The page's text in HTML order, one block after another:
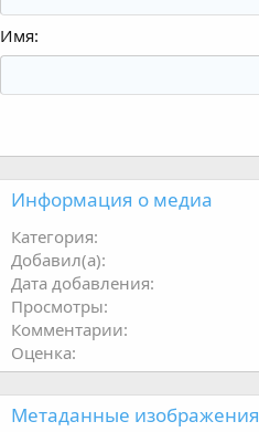
Имя
Информация о медиа
Категория
Добавил(а)
Дата добавления
Просмотры
Комментарии
Оценка
Метаданные изображения